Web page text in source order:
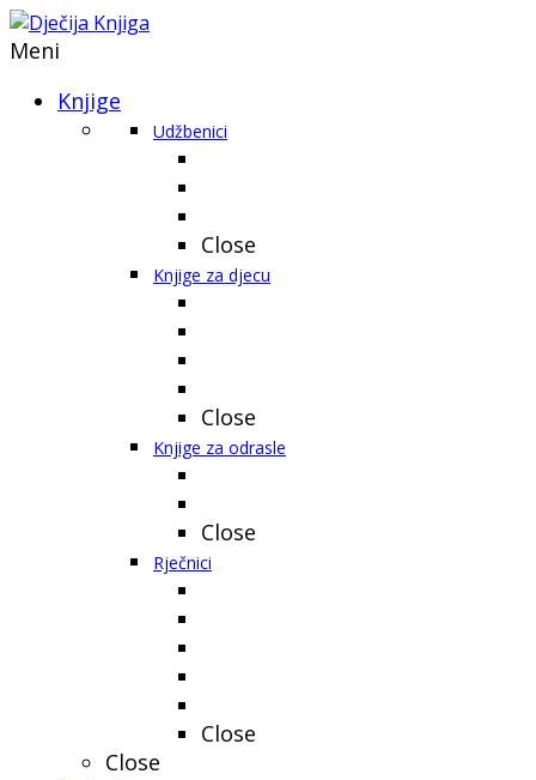
Meni
Knjige
Udžbenici
Close
Knjige za djecu
Close
Knjige za odrasle
Close
Rječnici
Close
Close